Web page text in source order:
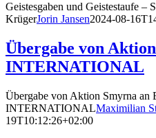
Geistesgaben und Geistestaufe –
KrügerJorin Jansen2024-08-
Übergabe von
INTERNATIONAL
Übergabe von Aktion Smyrna an
INTERNATIONALMaximilian
19T10:12:26+02:00
funktioniert.
Statistik
Mit diesen
können wir die
Funktionsweise
und Struktur